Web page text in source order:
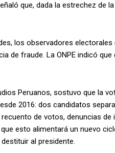
que, dada la estrechez de
los observadores
de fraude. La ONPE indicó
Peruanos, sostuvo que la
2016: dos candidatos
de votos, denuncias de
esto alimentará un nuevo
al presidente.